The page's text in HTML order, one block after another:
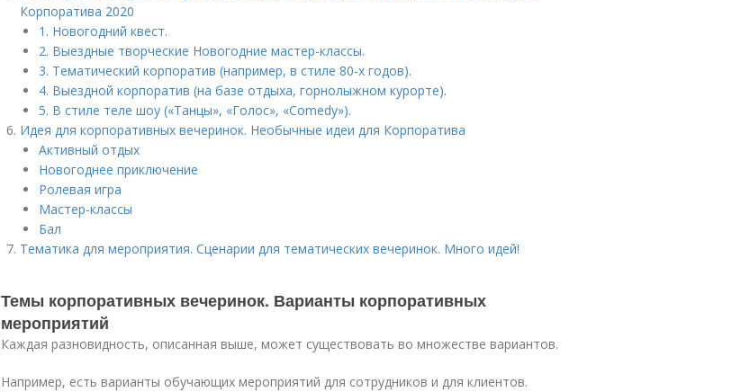
Корпоратива 2020
1. Новогодний квест.
2. Выездные творческие Новогодние мастер-классы.
3. Тематический корпоратив (например, в стиле 80-х годов).
4. Выездной корпоратив (на базе отдыха, горнолыжном курорте).
5. В стиле теле шоу («Танцы», «Голос», «Comedy»).
Идея для корпоративных вечеринок. Необычные идеи для Корпоратива
Активный отдых
Новогоднее приключение
Ролевая игра
Мастер-классы
Бал
Тематика для мероприятия. Сценарии для тематических вечеринок. Много идей!
Темы корпоративных вечеринок. Варианты корпоративных
мероприятий
Каждая разновидность, описанная выше, может существовать во множестве вариантов.
Например, есть варианты обучающих мероприятий для сотрудников и для клиентов.